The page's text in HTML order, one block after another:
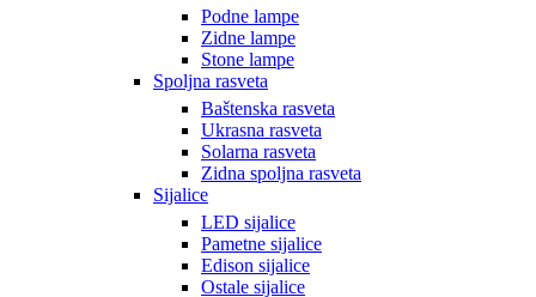
Podne lampe
Zidne lampe
Stone lampe
Spoljna rasveta
Baštenska rasveta
Ukrasna rasveta
Solarna rasveta
Zidna spoljna rasveta
Sijalice
LED sijalice
Pametne sijalice
Edison sijalice
Ostale sijalice